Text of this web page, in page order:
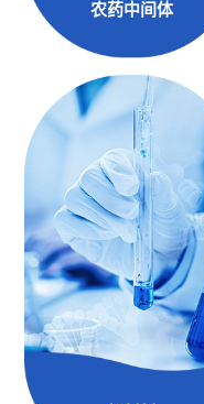
农药中间体